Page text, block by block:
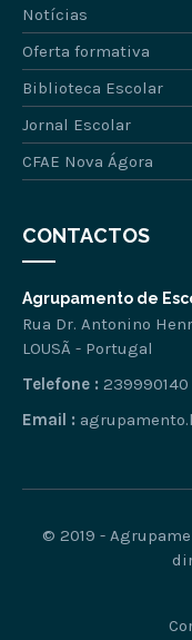
Notícias
Oferta formativa
Biblioteca Escolar
Jornal Escolar
CFAE Nova Ágora
CONTACTOS
Agrupamento de
Rua Dr. Antonino
LOUSÃ - Portugal
Telefone : 239990140
Email :
© 2019 -